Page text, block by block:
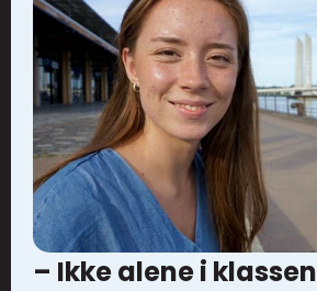
– Ikke alene i klassen